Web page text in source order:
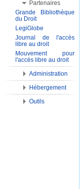
Partenaires
Grande Bibliothèque
du Droit
LegiGlobe
Journal de l'accès
libre au droit
Mouvement pour
l'accès libre au droit
Administration
Hébergement
Outils